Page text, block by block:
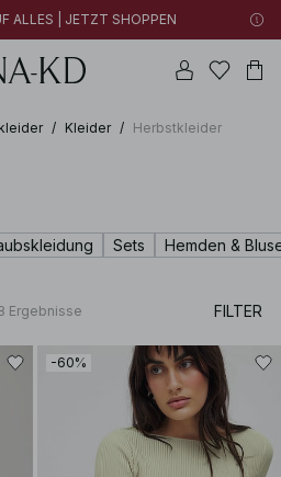
ALLES | JETZT SHOPPEN
/ Kleider / Herbstkleider
Sets Hemden &
Ergebnisse FILTER
-60%